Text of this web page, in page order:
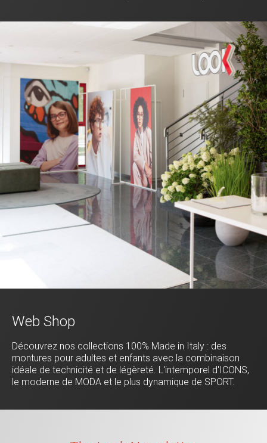
Web Shop
Découvrez nos collections 100% Made in Italy : des
montures pour adultes et enfants avec la combinaison
idéale de technicité et de légèreté. L'intemporel d'ICONS,
le moderne de MODA et le plus dynamique de SPORT.